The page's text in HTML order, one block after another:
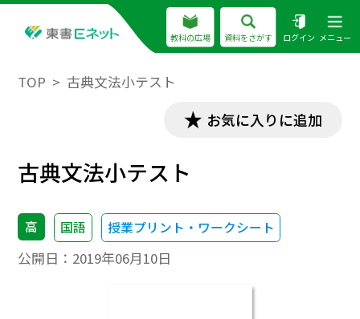
教科の広場 資料をさがす ログイン メニュー
TOP 古典文法小テスト
お気に入りに追加
古典文法小テスト
高 国語 授業プリント・ワークシート
公開日： 2019年06月10日